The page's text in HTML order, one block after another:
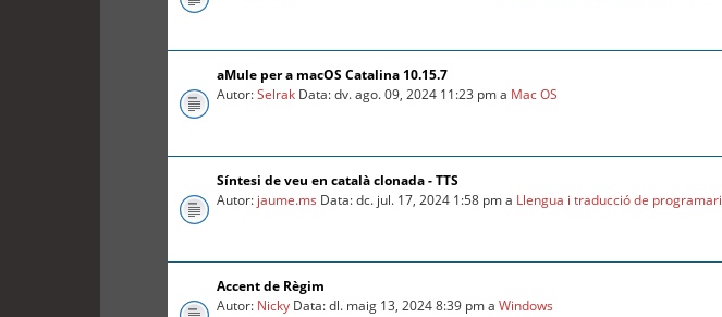
aMule per a macOS Catalina 10.15.7
Autor:Selrak Data: dv. ago. 09, 2024 11:23 pm a Mac OS
Síntesi de veu en català clonada - TTS
Autor: jaume.ms Data: dc. jul. 17, 2024 1:58 pm a Llengua i traducció de programari
Accent de Règim
Autor: Nicky Data: dl. maig 13, 2024 8:39 pm aWindows